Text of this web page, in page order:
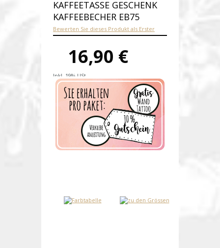
KAFFEETASSE GESCHENK
KAFFEEBECHER EB75
Bewerten Sie dieses Produkt als Erster
16,90 €
Inkl. 19% USt.
Versandkosten
Produktnummer:eb75-E
Verfügbarkeit:Auf Lager
Lieferzeit: 1-2 Werktage